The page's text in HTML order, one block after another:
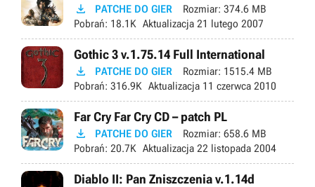
 PATCHE DO GIER Rozmiar: 374.6 MB
Pobrań: 18.1K Aktualizacja 21 lutego 2007
Gothic 3 v.1.75.14 Full International
 PATCHE DO GIER Rozmiar: 1515.4 MB
Pobrań: 316.9K Aktualizacja 11 czerwca 2010
Far Cry Far Cry CD – patch PL
 PATCHE DO GIER Rozmiar: 658.6 MB
Pobrań: 20.7K Aktualizacja 22 listopada 2004
Diablo II: Pan Zniszczenia v.1.14d